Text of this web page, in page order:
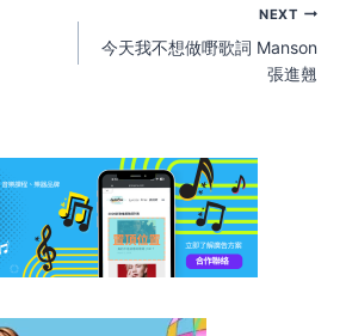
NEXT
今天我不想做嘢歌詞 Manson
張進翹